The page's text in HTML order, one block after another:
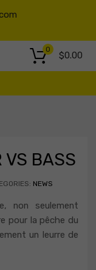
$0.00
0
VS BASS
NEWS
non seulement
pour la pêche du
un leurre de